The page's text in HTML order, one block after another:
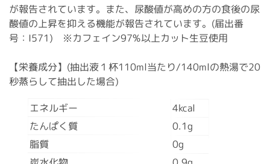
が報告されています。また、尿酸値が高めの方の食後の尿
酸値の上昇を抑える機能が報告されています。(届出番
号：I571) ※カフェイン97%以上カット生豆使用
【栄養成分】(抽出液１杯110ml当たり/140mlの熱湯で20
秒蒸らして抽出した場合)
エネルギー 4kcal
たんぱく質 0.1g
脂質 0g